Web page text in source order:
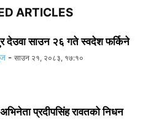
ARTICLES
देउवा साउन २६ गते स्वदेश फर्किने
- साउन २१, २०८३, १७:१०
प्रदीपसिंह रावतको निधन